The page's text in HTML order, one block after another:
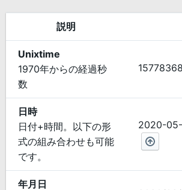
説明
Unixtime
1970年からの経過秒
数
日時
日付+時間。以下の形
式の組み合わせも可能
です。
2020-
年月日